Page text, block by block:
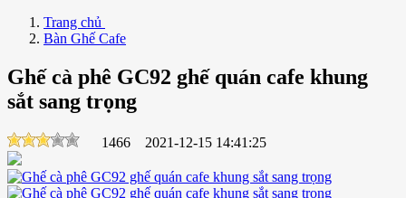
Trang chủ
Bàn Ghế Cafe
Ghế cà phê GC92 ghế quán cafe khung
sắt sang trọng
1466 2021-12-15 14:41:25